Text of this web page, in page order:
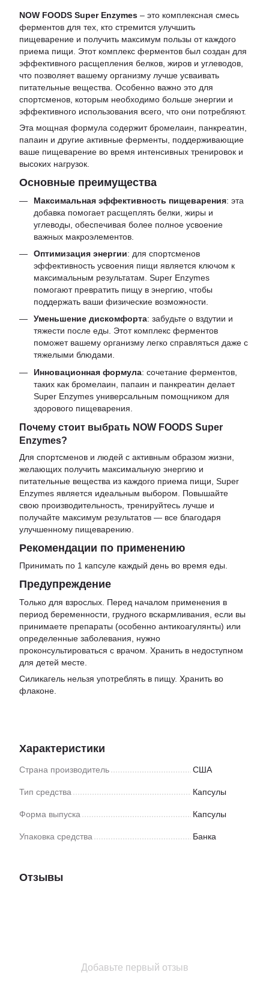
NOW FOODS Super Enzymes – это комплексная смесь
ферментов для тех, кто стремится улучшить
пищеварение и получить максимум пользы от каждого
приема пищи. Этот комплекс ферментов был создан для
эффективного расщепления белков, жиров и углеводов,
что позволяет вашему организму лучше усваивать
питательные вещества. Особенно важно это для
спортсменов, которым необходимо больше энергии и
эффективного использования всего, что они потребляют.
Эта мощная формула содержит бромелаин, панкреатин,
папаин и другие активные ферменты, поддерживающие
ваше пищеварение во время интенсивных тренировок и
высоких нагрузок.
Основные преимущества
Максимальная эффективность пищеварения: эта
добавка помогает расщеплять белки, жиры и
углеводы, обеспечивая более полное усвоение
важных макроэлементов.
Оптимизация энергии: для спортсменов
эффективность усвоения пищи является ключом к
максимальным результатам. Super Enzymes
помогают превратить пищу в энергию, чтобы
поддержать ваши физические возможности.
Уменьшение дискомфорта: забудьте о вздутии и
тяжести после еды. Этот комплекс ферментов
поможет вашему организму легко справляться даже с
тяжелыми блюдами.
Инновационная формула: сочетание ферментов,
таких как бромелаин, папаин и панкреатин делает
Super Enzymes универсальным помощником для
здорового пищеварения.
Почему стоит выбрать NOW FOODS Super
Enzymes?
Для спортсменов и людей с активным образом жизни,
желающих получить максимальную энергию и
питательные вещества из каждого приема пищи, Super
Enzymes является идеальным выбором. Повышайте
свою производительность, тренируйтесь лучше и
получайте максимум результатов — все благодаря
улучшенному пищеварению.
Рекомендации по применению
Принимать по 1 капсуле каждый день во время еды.
Предупреждение
Только для взрослых. Перед началом применения в
период беременности, грудного вскармливания, если вы
принимаете препараты (особенно антикоагулянты) или
определенные заболевания, нужно
проконсультироваться с врачом. Хранить в недоступном
для детей месте.
Силикагель нельзя употреблять в пищу. Хранить во
флаконе.
Характеристики
Страна производитель США
Тип средства Капсулы
Форма выпуска Капсулы
Упаковка средства Банка
Отзывы
Добавьте первый отзыв